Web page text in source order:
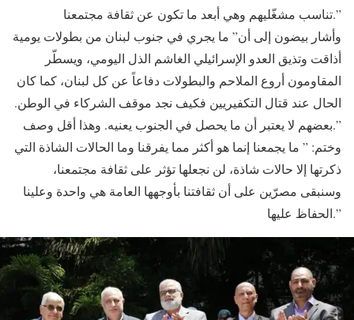
تناسب مشغّليهم وهي أبعد ما تكون عن ثقافة مجتمعنا.”
وأشار بيضون إلى أن” ما يجري في جنوب لبنان من بطولات يومية
أذاقت وتذيق العدو الإسرائيلي الغاشم الذل اليومي، ويسطّر
المقاومون أروع الملاحم والبطولات دفاعاً عن كل لبنان، كما كان
الحال عند قتال التكفيريين فكيف نجد موقف الشركاء في الوطن.
بعضهم لا يعتبر أن ما يحصل في الجنوب يعنيه. وهذا أقل وصف.”
وختم: ” ما يجمعنا إنما هو أكثر مما يفرقنا وما الحالات الشاذة التي
ذكرتها إلا حالات شاذة، لن نجعلها تؤثر على ثقافة مجتمعنا،
وسنبقى مصرّين على أن ثقافتنا بأوجهها العامة هي واحدة وعلينا
الحفاظ عليها.”